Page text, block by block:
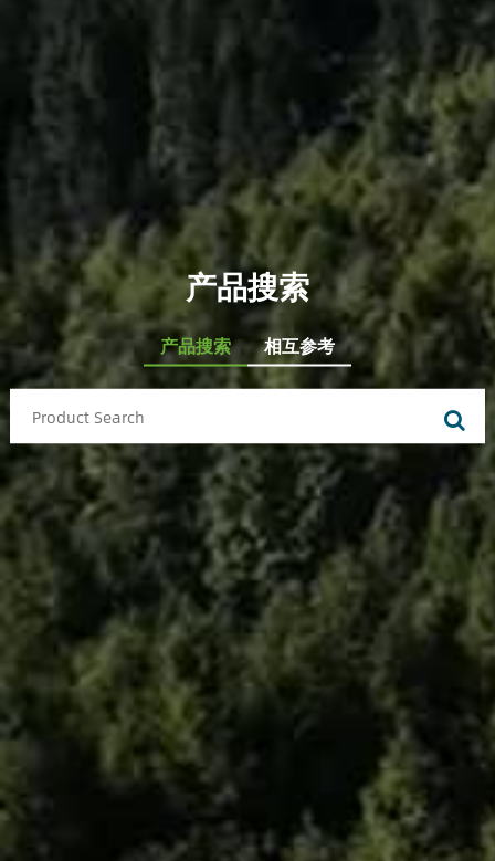
产品搜索
产品搜索 相互参考